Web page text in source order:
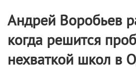
Андрей Воробьев
когда решится
нехваткой школ в